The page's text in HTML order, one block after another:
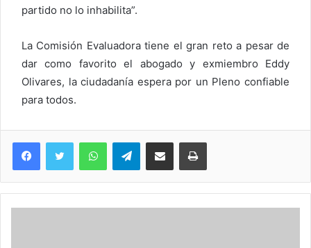
partido no lo inhabilita”.
La Comisión Evaluadora tiene el gran reto a pesar de
dar como favorito el abogado y exmiembro Eddy
Olivares, la ciudadanía espera por un Pleno confiable
para todos.
WhatsAppTelegramCompartir via Email Imprimi